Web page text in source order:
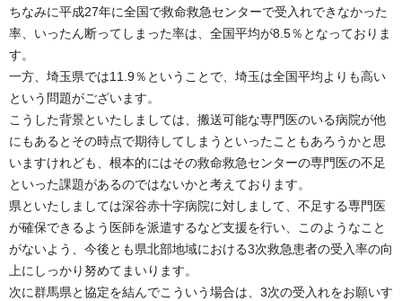
ちなみに平成27年に全国で救命救急センターで受入れできなかった
率、いったん断ってしまった率は、全国平均が8.5％となっておりま
す。
一方、埼玉県では11.9％ということで、埼玉は全国平均よりも高い
という問題がございます。
こうした背景といたしましては、搬送可能な専門医のいる病院が他
にもあるとその時点で期待してしまうといったこともあろうかと思
いますけれども、根本的にはその救命救急センターの専門医の不足
といった課題があるのではないかと考えております。
県といたしましては深谷赤十字病院に対しまして、不足する専門医
が確保できるよう医師を派遣するなど支援を行い、このようなこと
がないよう、今後とも県北部地域における3次救急患者の受入率の向
上にしっかり努めてまいります。
次に群馬県と協定を結んでこういう場合は、3次の受入れをお願いす